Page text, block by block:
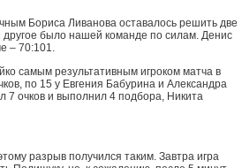
Бориса Ливанова оставалось решить две
другое было нашей команде по силам. Денис
– 70:101.
самым результативным игроком матча в
по 15 у Евгения Бабурина и Александра
7 очков и выполнил 4 подбора, Никита
разрыв получился таким. Завтра игра